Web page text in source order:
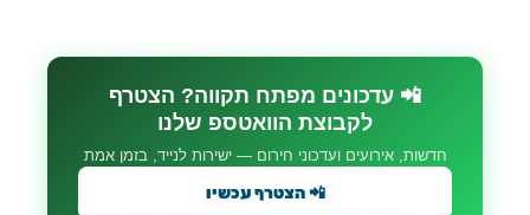
📲 עדכונים מפתח תקווה? הצטרף
לקבוצת הוואטספ שלנו
חדשות, אירועים ועדכוני חירום — ישירות לנייד, בזמן אמת
📲 הצטרף עכשיו